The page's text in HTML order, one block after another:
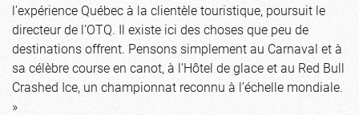
l’expérience Québec à la clientèle touristique, poursuit le
directeur de l’OTQ. Il existe ici des choses que peu de
destinations offrent. Pensons simplement au Carnaval et à
sa célèbre course en canot, à l’Hôtel de glace et au Red Bull
Crashed Ice, un championnat reconnu à l’échelle mondiale.
»